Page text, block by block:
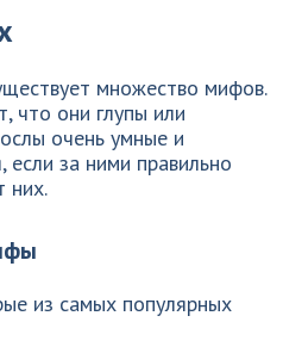
множество мифов.
что они глупы или
очень умные и
если за ними правильно
них.
из самых популярных